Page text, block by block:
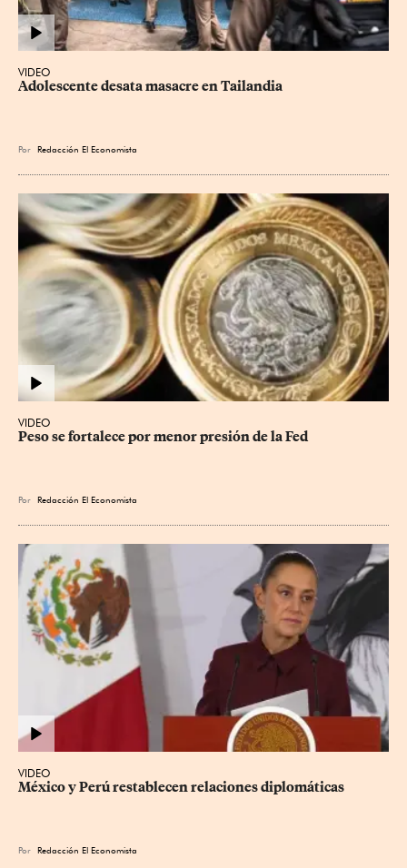
VIDEO
Adolescente desata masacre en Tailandia
Por Redacción El Economista
VIDEO
Peso se fortalece por menor presión de la Fed
Por Redacción El Economista
VIDEO
México y Perú restablecen relaciones diplomáticas
Por Redacción El Economista